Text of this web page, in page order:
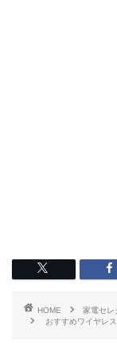
HOME
家電セレ
おすすめワイヤレ